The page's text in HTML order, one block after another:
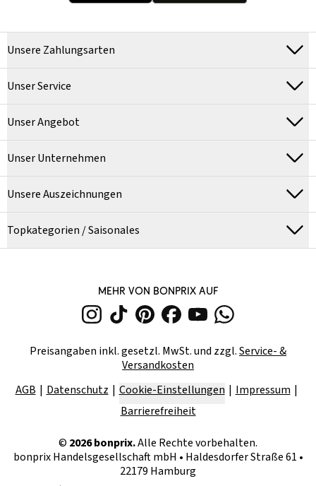
Unsere Zahlungsarten
Unser Service
Unser Angebot
Unser Unternehmen
Unsere Auszeichnungen
Topkategorien / Saisonales
MEHR VON BONPRIX AUF
Preisangaben inkl. gesetzl. MwSt. und zzgl.Service- &
Versandkosten
AGB
Datenschutz Cookie-Einstellungen
Impressum
Barrierefreiheit
© 2026bonprix.Alle Rechte vorbehalten.
bonprix Handelsgesellschaft mbH • Haldesdorfer Straße 61 •
22179 Hamburg